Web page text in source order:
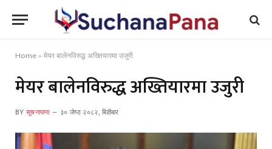
Home » मेयर बालेनविरुद्ध अख्तियारमा उजुरी
मेयर बालेनविरुद्ध अख्तियारमा उजुरी
BY सूचनापाना ३० जेष्ठ २०८२, बिहीबार